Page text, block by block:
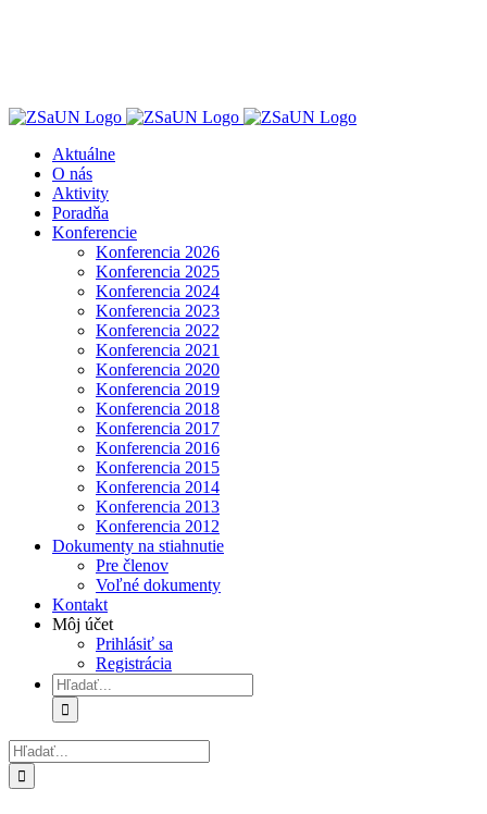
Aktuálne
O nás
Aktivity
Poradňa
Konferencie
Konferencia 2026
Konferencia 2025
Konferencia 2024
Konferencia 2023
Konferencia 2022
Konferencia 2021
Konferencia 2020
Konferencia 2019
Konferencia 2018
Konferencia 2017
Konferencia 2016
Konferencia 2015
Konferencia 2014
Konferencia 2013
Konferencia 2012
Dokumenty na stiahnutie
Pre členov
Voľné dokumenty
Kontakt
Môj účet
Prihlásiť sa
Registrácia
Hľadať:
Hľadať: